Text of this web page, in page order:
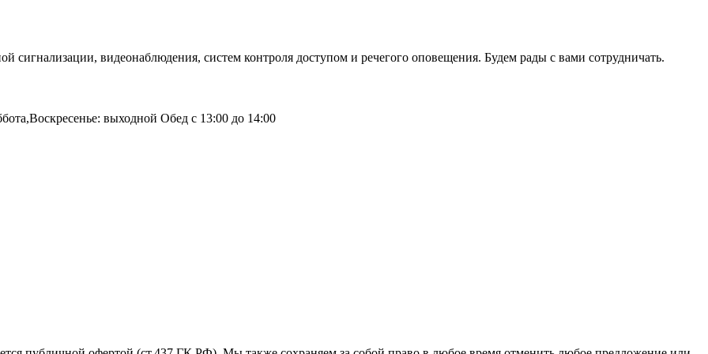
видеонаблюдения, систем контроля доступом и речегого оповещения. Будем рады с вами сотрудничать.
выходной Обед с 13:00 до 14:00